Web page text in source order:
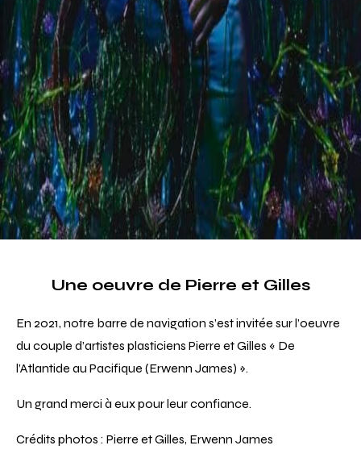
Une oeuvre de Pierre et Gilles
En 2021, notre barre de navigation s’est invitée sur l’oeuvre
du couple d’artistes plasticiens Pierre et Gilles « De
l’Atlantide au Pacifique (Erwenn James) ».
Un grand merci à eux pour leur confiance.
Crédits photos : Pierre et Gilles, Erwenn James